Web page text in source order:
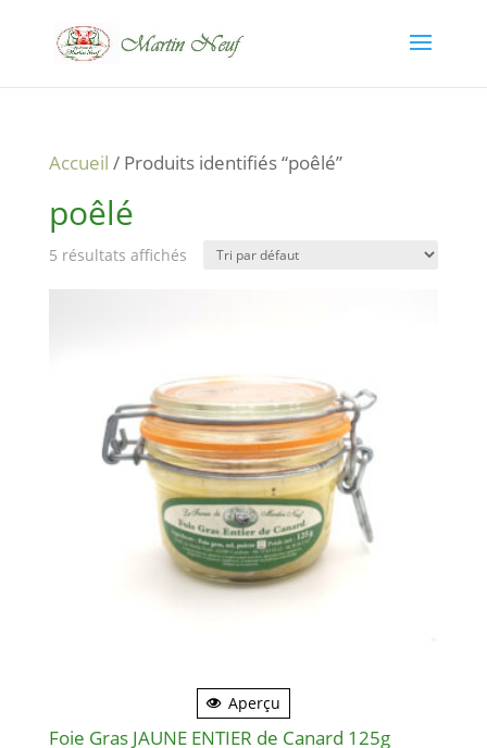
Accueil / Produits identifiés “poêlé”
poêlé
5 résultats affichés
Aperçu
Foie Gras JAUNE ENTIER de Canard 125g